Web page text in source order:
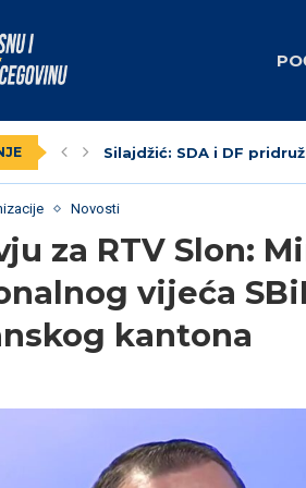
Silajdžić: SDA i DF
SBiH: Dodik unaprijed
Nedim Krndžija
Stranka za BiH obilježila
Federalni revizori 2023.
Unsko-sanski kanton:
Livno: Održana izborna
Izabrano kantonalno
Dva vijećnika u
Novosti
za RTV Slon:
vijeća
kantona